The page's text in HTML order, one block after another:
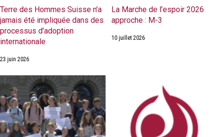
Terre des Hommes Suisse n’a
jamais été impliquée dans des
processus d’adoption
internationale
23 juin 2026
La Marche de l’espoir 2026
approche : M-3
10 juillet 2026